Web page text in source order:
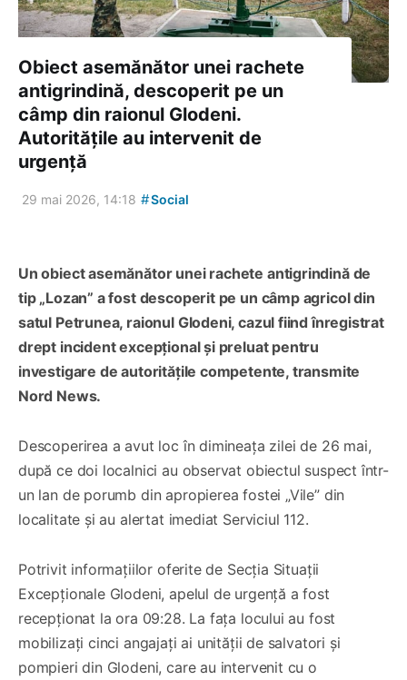
Obiect asemănător unei rachete
antigrindină, descoperit pe un
câmp din raionul Glodeni.
Autoritățile au intervenit de
urgență
29 mai 2026, 14:18 #Social
Un obiect asemănător unei rachete antigrindină de
tip „Lozan” a fost descoperit pe un câmp agricol din
satul Petrunea, raionul Glodeni, cazul fiind înregistrat
drept incident excepțional și preluat pentru
investigare de autoritățile competente, transmite
Nord News.
Descoperirea a avut loc în dimineața zilei de 26 mai,
după ce doi localnici au observat obiectul suspect într-
un lan de porumb din apropierea fostei „Vile” din
localitate și au alertat imediat Serviciul 112.
Potrivit informațiilor oferite de Secția Situații
Excepționale Glodeni, apelul de urgență a fost
recepționat la ora 09:28. La fața locului au fost
mobilizați cinci angajați ai unității de salvatori și
pompieri din Glodeni, care au intervenit cu o